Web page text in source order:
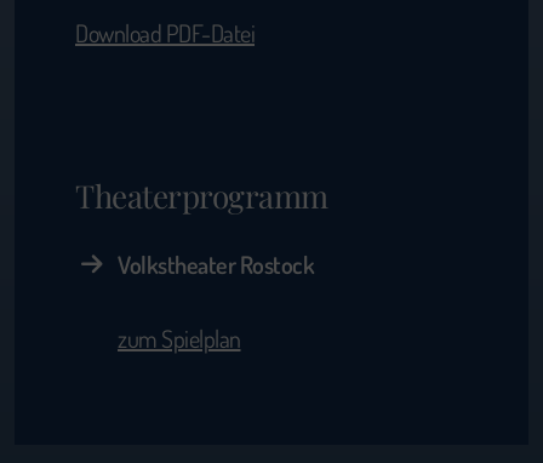
Download PDF-Datei
Theaterprogramm
Volkstheater Rostock
zum Spielplan